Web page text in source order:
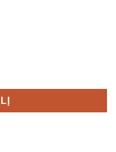
TEO P515 170mm